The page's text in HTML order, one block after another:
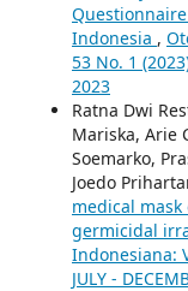
Indonesia ,
53 No. 1
2023
Ratna Dwi
Mariska, Arie
Soemarko,
Joedo
medical
germicidal
Indonesiana:
JULY -